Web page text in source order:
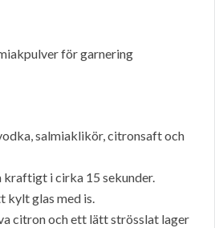
för garnering
salmiaklikör, citronsaft och
kraftigt i cirka 15 sekunder.
kylt glas med is.
citron och ett lätt strösslat lager